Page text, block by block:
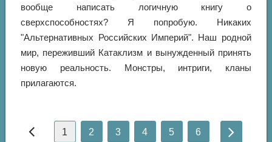
вообще написать логичную книгу о
сверхспособностях? Я попробую. Никаких
"Альтернативных Российских Империй". Наш родной
мир, переживший Катаклизм и вынужденный принять
новую реальность. Монстры, интриги, кланы
прилагаются.
1 2 3 4 5 6